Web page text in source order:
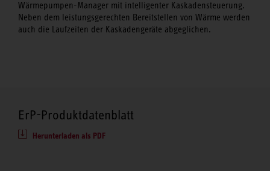
Wärmepumpen-Manager mit intelligenter Kaskadensteuerung.
Neben dem leistungsgerechten Bereitstellen von Wärme werden
auch die Laufzeiten der Kaskadengeräte abgeglichen.
ErP-Produktdatenblatt
Herunterladen als PDF